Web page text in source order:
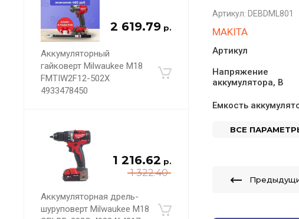
2 619.79 р.
Аккумуляторный
гайковерт Milwaukee M18
FMTIW2F12-502X
4933478450
1 322.40
1 216.62 р.
Аккумуляторная дрель-
шуруповерт Milwaukee M18
Артикул: DEBDML801
MAKITA
Артикул
Напряжение
аккумулятора, В
Емкость
ВСЕ